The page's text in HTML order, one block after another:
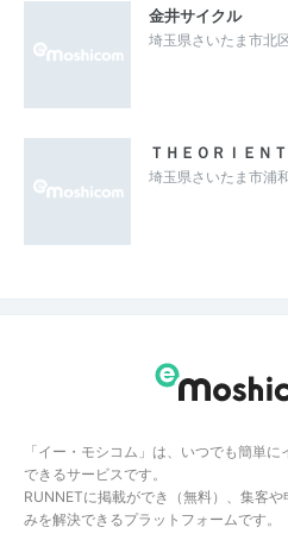
金井サイクル
埼玉県さいたま市北
ＴＨＥＯＲＩＥＮ
埼玉県さいたま市浦
「イー・モシコム」は、いつでも簡単
できるサービスです。
RUNNETに掲載ができ（無料）、集客
みを解決できるプラットフォームです。